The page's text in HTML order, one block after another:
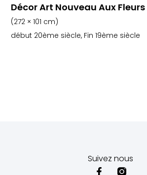
Décor Art Nouveau Aux
(272 × 101 cm)
début 20ème siècle, Fin 19ème siècle
Suivez nous